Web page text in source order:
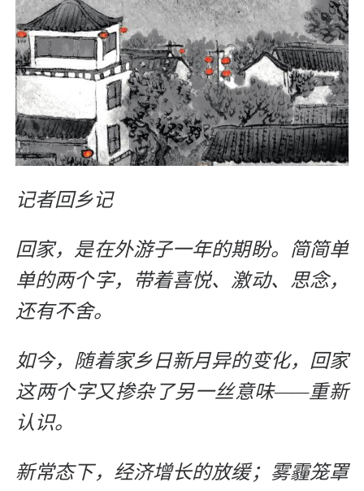
记者回乡记
回家，是在外游子一年的期盼。简简单
单的两个字，带着喜悦、激动、思念，
还有不舍。
如今，随着家乡日新月异的变化，回家
这两个字又掺杂了另一丝意味——重新
认识。
新常态下，经济增长的放缓；雾霾笼罩